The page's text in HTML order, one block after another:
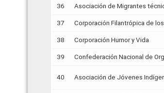
36 Asociación de Migrantes
37 Corporación Filantrópica de los
38 Corporación Humor y Vida
39 Confederación Nacional de
40 Asociación de Jóvenes